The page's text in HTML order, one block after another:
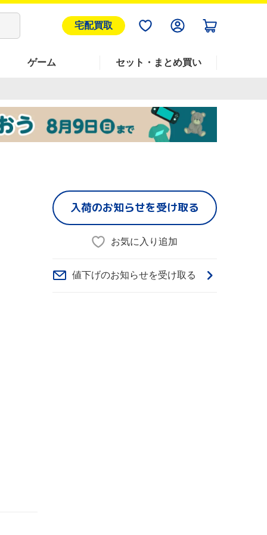
宅配買取
ゲーム セット・まとめ買い
入荷のお知らせを受け取る
お気に入り追加
値下げのお知らせを受け取る